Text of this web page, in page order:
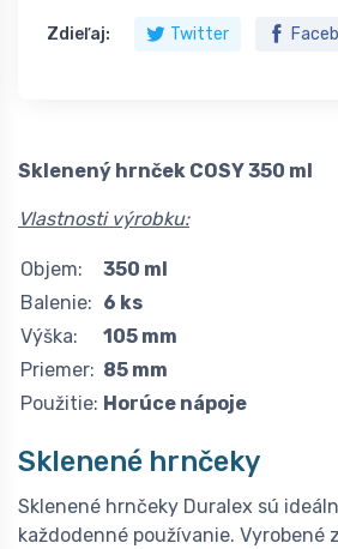
Zdieľaj: Twitter
Sklenený hrnček COSY 350 ml
Vlastnosti výrobku:
Objem:
350 ml
Balenie: 6 ks
Výška:
105 mm
Priemer: 85 mm
Použitie: Horúce nápoje
Sklenené hrnčeky
Sklenené hrnčeky Duralex sú
každodenné používanie. Vyrobené